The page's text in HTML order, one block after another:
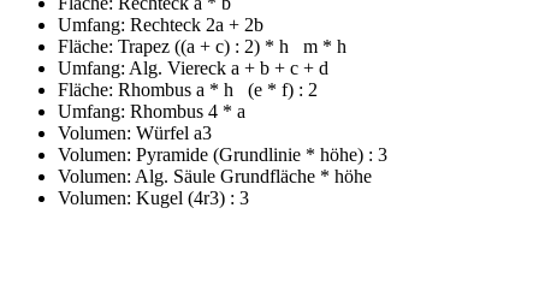
Umfang: Rechteck 2a + 2b
Fläche: Trapez ((a + c) : 2) * h m * h
Umfang: Alg. Viereck a + b + c + d
Fläche: Rhombus a * h (e * f) : 2
Umfang: Rhombus 4 * a
Volumen: Würfel a3
Volumen: Pyramide (Grundlinie * höhe) : 3
Volumen: Alg. Säule Grundfläche * höhe
Volumen: Kugel (4r3) : 3